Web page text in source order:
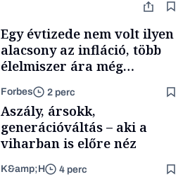
Egy évtizede nem volt ilyen
alacsony az infláció, több
élelmiszer ára még
rohamosan csökken is
Forbes 2 perc
Aszály, ársokk,
generációváltás – aki a
viharban is előre néz
K&amp;H 4 perc